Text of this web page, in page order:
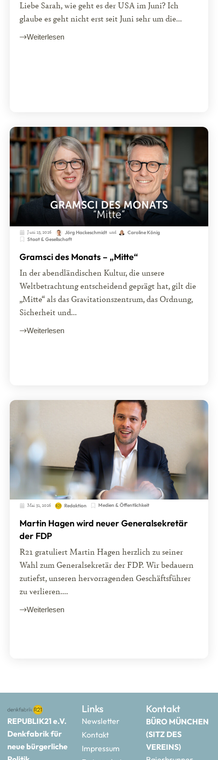
Liebe Sarah, wie geht es der USA im Juni? Ich
glaube es geht nicht erst seit Juni sehr um die...
Weiterlesen
Juni 15, 2026 Jörg Hackeschmidt und
Caroline König
Staat & Gesellschaft
Gramsci des Monats – „Mitte“
In der abendländischen Kultur, die unsere
Weltbetrachtung entscheidend geprägt hat, gilt die
„Mitte“ als das Gravitationszentrum, das Ordnung,
Sicherheit und...
Weiterlesen
Mai 31, 2026 Redaktion Medien & Öffentlichkeit
Martin Hagen wird neuer Generalsekretär
der FDP
R21 gratuliert Martin Hagen herzlich zu seiner
Wahl zum Generalsekretär der FDP. Wir bedauern
zutiefst, unseren hervorragenden Geschäftsführer
zu verlieren....
Weiterlesen
REPUBLIK21 e.V.
Denkfabrik für
neue bürgerliche
Links
Newsletter
Kontakt
Impressum
Kontakt
BÜRO MÜNCHEN
(SITZ DES
VEREINS)